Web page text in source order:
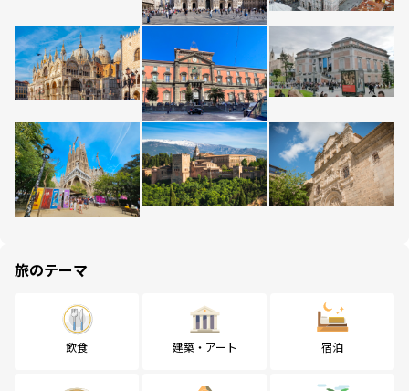
旅のテーマ
飲食 建築・アート 宿泊